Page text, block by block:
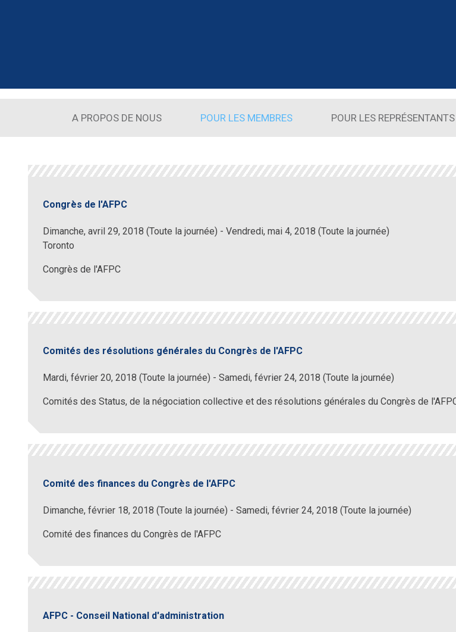
A PROPOS DE NOUS POUR LES MEMBRES POUR LES REPRÉSENTANTS
Congrès de l'AFPC
Dimanche, avril 29, 2018 (Toute la journée) -Vendredi, mai 4, 2018 (Toute la journée)
Toronto
Congrès de l'AFPC
Comités des résolutions générales du Congrès de l'AFPC
Mardi, février 20, 2018 (Toute la journée) -Samedi, février 24, 2018 (Toute la journée)
Comités des Status, de la négociation collective et des résolutions générales du Congrès de
Comité des finances du Congrès de l'AFPC
Dimanche, février 18, 2018 (Toute la journée) -Samedi, février 24, 2018 (Toute la journée)
Comité des finances du Congrès de l'AFPC
AFPC - Conseil National d'administration